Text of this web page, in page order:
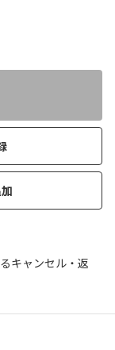
キャンセル・返